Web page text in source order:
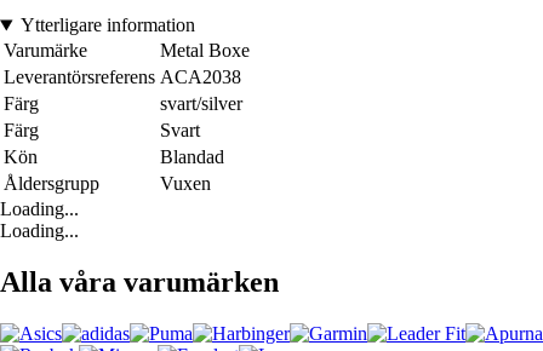
Ytterligare information
Varumärke
Metal Boxe
Leverantörsreferens ACA2038
Färg
svart/silver
Färg
Svart
Kön
Blandad
Åldersgrupp
Vuxen
Loading...
Loading...
Alla våra varumärken